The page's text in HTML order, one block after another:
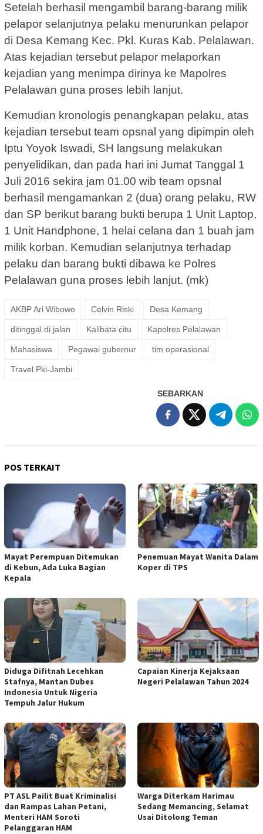
Setelah berhasil mengambil barang-barang milik
pelapor selanjutnya pelaku menurunkan pelapor
di Desa Kemang Kec. Pkl. Kuras Kab. Pelalawan.
Atas kejadian tersebut pelapor melaporkan
kejadian yang menimpa dirinya ke Mapolres
Pelalawan guna proses lebih lanjut.
Kemudian kronologis penangkapan pelaku, atas
kejadian tersebut team opsnal yang dipimpin oleh
Iptu Yoyok Iswadi, SH langsung melakukan
penyelidikan, dan pada hari ini Jumat Tanggal 1
Juli 2016 sekira jam 01.00 wib team opsnal
berhasil mengamankan 2 (dua) orang pelaku, RW
dan SP berikut barang bukti berupa 1 Unit Laptop,
1 Unit Handphone, 1 helai celana dan 1 buah jam
milik korban. Kemudian selanjutnya terhadap
pelaku dan barang bukti dibawa ke Polres
Pelalawan guna proses lebih lanjut. (mk)
AKBP Ari Wibowo Celvin Riski Desa Kemang
ditinggal di jalan Kalibata citu Kapolres Pelalawan
Mahasiswa Pegawai gubernur tim operasional
Travel Pki-Jambi
SEBARKAN
POS TERKAIT
Mayat Perempuan Ditemukan
di Kebun, Ada Luka Bagian
Kepala
Penemuan Mayat Wanita Dalam
Koper di TPS
Diduga Difitnah Lecehkan
Stafnya, Mantan Dubes
Indonesia Untuk Nigeria
Tempuh Jalur Hukum
Capaian Kinerja Kejaksaan
Negeri Pelalawan Tahun 2024
PT ASL Pailit Buat Kriminalisi
dan Rampas Lahan Petani,
Menteri HAM Soroti
Pelanggaran HAM
Warga Diterkam Harimau
Sedang Memancing, Selamat
Usai Ditolong Teman